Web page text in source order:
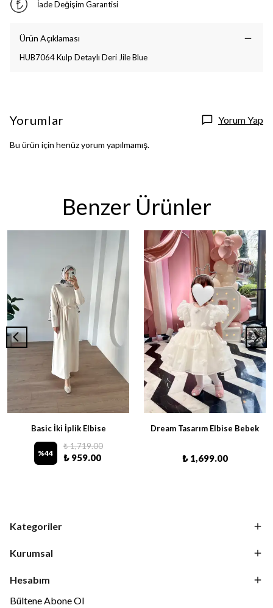
İade Değişim Garantisi
Ürün Açıklaması
HUB7064 Kulp Detaylı Deri Jile Blue
Yorumlar Yorum Yap
Bu ürün için henüz yorum yapılmamış.
Benzer Ürünler
Basic İki İplik Elbise
%44
₺ 1,719.00
₺ 959.00
Dream Tasarım Elbise Bebek
₺ 1,699.00
Kategoriler
Kurumsal
Hesabım
Bültene Abone Ol